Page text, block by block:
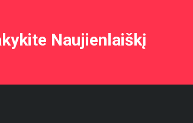
Naujienlaiškį